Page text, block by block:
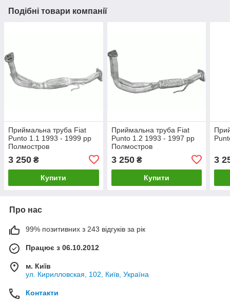
Подібні товари компанії
Приймальна труба Fiat
Punto 1.1 1993 - 1999 рр
Полмостров
3 250 ₴
Купити
Приймальна труба Fiat
Punto 1.2 1993 - 1997 рр
Полмостров
3 250₴
Купити
3
Про нас
99% позитивних з 243 відгуків за рік
Працює з 06.10.2012
м. Київ
ул. Кирилловская, 102, Київ, Україна
Контакти